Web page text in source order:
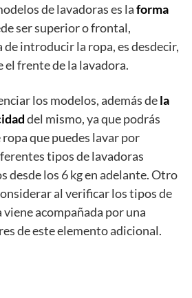
de lavadoras es laforma
ser superior o frontal,
introducir la ropa, es desdecir,
el frente de la lavadora.
los modelos, además dela
del mismo, ya que podrás
que puedes lavar por
tipos de lavadoras
desde los 6 kg en adelante. Otro
al verificar los tipos de
viene acompañada por una
de este elemento adicional.